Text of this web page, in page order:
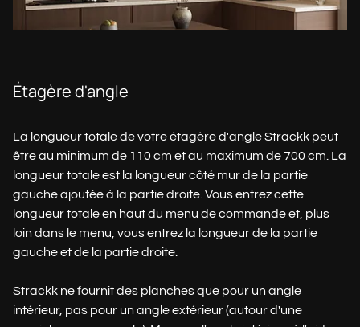
Étagère d'angle
La longueur totale de votre étagère d'angle Strackk peut
être au minimum de 110 cm et au maximum de 700 cm. La
longueur totale est la longueur côté mur de la partie
gauche ajoutée à la partie droite. Vous entrez cette
longueur totale en haut du menu de commande et, plus
loin dans le menu, vous entrez la longueur de la partie
gauche et de la partie droite.
Strackk ne fournit des planches que pour un angle
intérieur, pas pour un angle extérieur (autour d'une